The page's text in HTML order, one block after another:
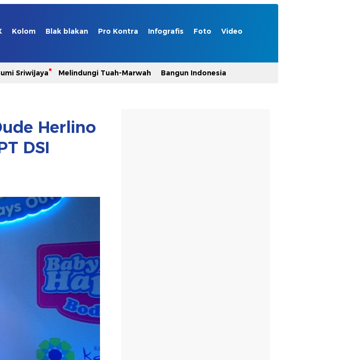
Kolom Blak blakan Pro Kontra Infografis Foto Video
Sriwijaya Melindungi Tuah-Marwah Bangun Indonesia
Herlino
DSI